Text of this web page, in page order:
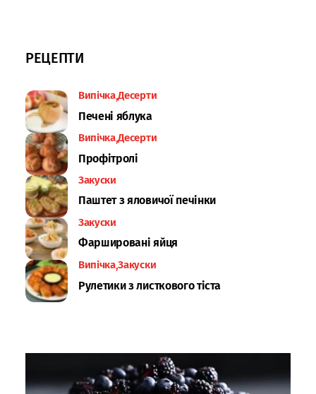
РЕЦЕПТИ
Випічка Десерти
Печені яблука
Випічка Десерти
Профітролі
Закуски
Паштет з яловичої печінки
Закуски
Фаршировані яйця
Випічка Закуски
Рулетики з листкового тіста